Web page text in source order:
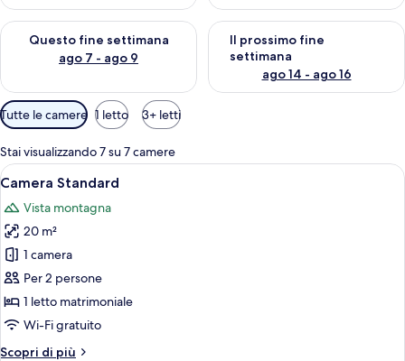
i
v
t
Questo fine settimana
ago 7 - ago 9
Verifica la disponibilità per questo fine settimana, ago 7 - ago
Il prossimo fine
settimana
ago 14 - ago 16
Verifica la disponibilità per il
Filtri
disponibili
per
le
camere
Tutte le camere 1 letto 3+ letti
Stai visualizzando 7 su 7 camere
Apri
tutte
le
foto
per
Camera
Standard
Una camera da letto con un letto,
9
Camera Standard
Vista montagna
20 m²
1 camera
Per 2 persone
1 letto matrimoniale
Wi-Fi gratuito
Scopri di più
Altri